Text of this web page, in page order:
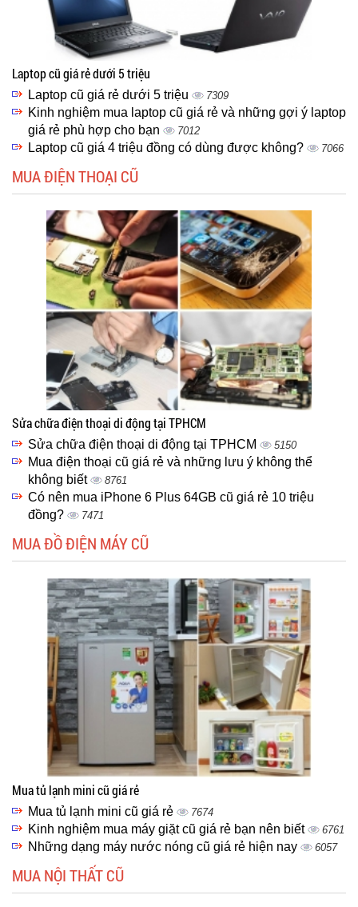
Laptop cũ giá rẻ dưới 5 triệu
Laptop cũ giá rẻ dưới 5 triệu 7309
Kinh nghiệm mua laptop cũ giá rẻ và những gợi ý laptop
giá rẻ phù hợp cho bạn
7012
Laptop cũ giá 4 triệu đồng có dùng được không? 7066
MUA ĐIỆN THOẠI CŨ
Sửa chữa điện thoại di động tại TPHCM
Sửa chữa điện thoại di động tại TPHCM 5150
Mua điện thoại cũ giá rẻ và những lưu ý không thể
không biết
8761
Có nên mua iPhone 6 Plus 64GB cũ giá rẻ 10 triệu
đồng?
7471
MUA ĐỒ ĐIỆN MÁY CŨ
Mua tủ lạnh mini cũ giá rẻ
Mua tủ lạnh mini cũ giá rẻ 7674
Kinh nghiệm mua máy giặt cũ giá rẻ bạn nên biết 6761
Những dạng máy nước nóng cũ giá rẻ hiện nay 6057
MUA NỘI THẤT CŨ